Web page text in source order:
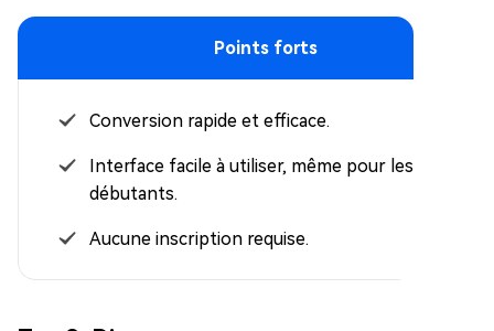
Points forts
Conversion rapide et efficace.
Interface facile à utiliser, même pour les
débutants.
Aucune inscription requise.